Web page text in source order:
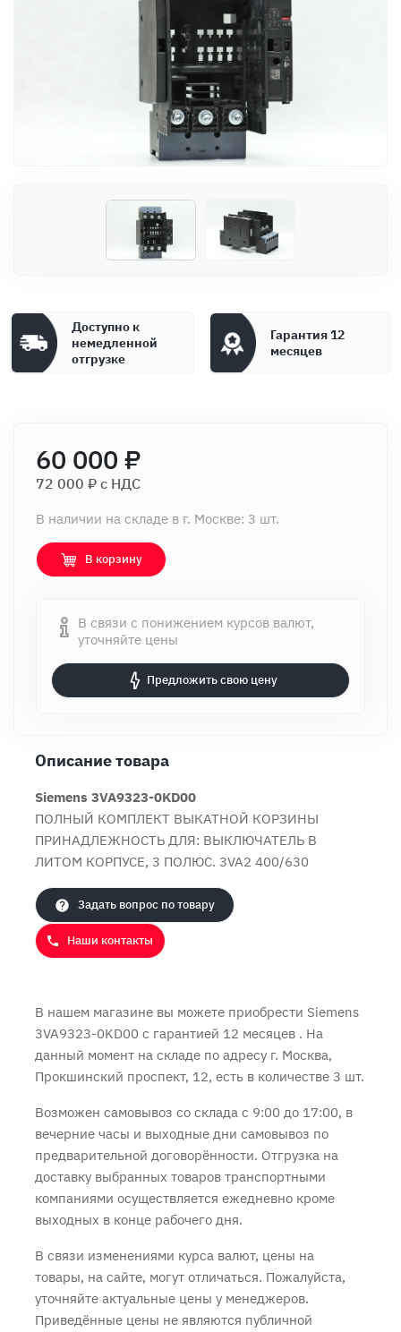
Доступно к
немедленной
отгрузке
Гарантия 12
месяцев
60 000 ₽
72 000 ₽ c НДС
В наличии на складе в г. Москве: 3 шт.
В корзину
В связи с понижением курсов валют,
уточняйте цены
Предложить свою цену
Описание товара
Siemens 3VA9323-0KD00
ПОЛНЫЙ КОМПЛЕКТ ВЫКАТНОЙ КОРЗИНЫ
ПРИНАДЛЕЖНОСТЬ ДЛЯ: ВЫКЛЮЧАТЕЛЬ В
ЛИТОМ КОРПУСЕ, 3 ПОЛЮС. 3VA2 400/630
Задать вопрос по товару
Наши контакты
В нашем магазине вы можете приобрести Siemens
3VA9323-0KD00 с гарантией 12 месяцев . На
данный момент на складе по адресу г. Москва,
Прокшинский проспект, 12, есть в количестве 3 шт.
Возможен самовывоз со склада с 9:00 до 17:00, в
вечерние часы и выходные дни самовывоз по
предварительной договорённости. Отгрузка на
доставку выбранных товаров транспортными
компаниями осуществляется ежедневно кроме
выходных в конце рабочего дня.
В связи изменениями курса валют, цены на
товары, на сайте, могут отличаться. Пожалуйста,
уточняйте актуальные цены у менеджеров.
Приведённые цены не являются публичной
Продолжить покупки